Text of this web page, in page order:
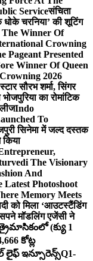
Serviceसंचिता
धोके चरनिया’ की शूटिंग
Winner Of
Crowning
Pageant Presented
Winner Of Queen
2026
सौरभ शर्मा, सिंगर
का रोमांटिक
Indo
To
सिनेमा में जल्द दस्तक
किया
The Visionary
And
Latest Photoshoot
Memory Meets
को मिला ‘आउटस्टैंडिंग
मॉडलिंग एजेंसी ने
(క్యు 1
కోట్ల
లైఫ్ ఇన్సూరెన్స్Q1-